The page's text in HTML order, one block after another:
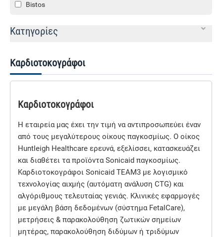
Bistos
Κατηγορίες
Καρδιοτοκογράφοι
Καρδιοτοκογράφοι
Η εταιρεία μας έχει την τιμή να αντιπροσωπεύει έναν
από τους μεγαλύτερους οίκους παγκοσμίως. Ο οίκος
Huntleigh Healthcare ερευνά, εξελίσσει, κατασκευάζει
και διαθέτει τα προϊόντα Sonicaid παγκοσμίως.
Καρδιοτοκογράφοι Sonicaid TEAM3 με λογισμικό
τεχνολογίας αιχμής (αυτόματη ανάλυση CTG) και
αλγόριθμους τελευταίας γενιάς. Κλινικές εφαρμογές
με μεγάλη βάση δεδομένων (σύστημα FetalCare),
μετρήσεις & παρακολούθηση ζωτικών σημείων
μητέρας, παρακολούθηση διδύμων ή τριδύμων